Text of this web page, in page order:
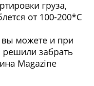
груза,
от 100-200*C
можете и при
решили забрать
Magazine